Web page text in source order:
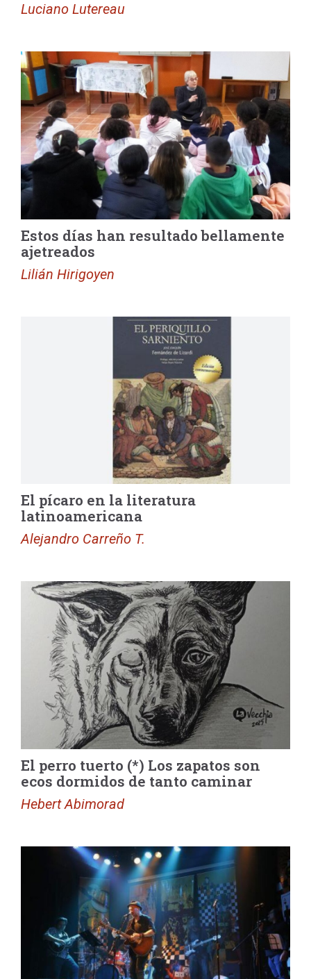
Luciano Lutereau
Estos días han resultado bellamente
ajetreados
Lilián Hirigoyen
El pícaro en la literatura
latinoamericana
Alejandro Carreño T.
El perro tuerto (*) Los zapatos son
ecos dormidos de tanto caminar
Hebert Abimorad